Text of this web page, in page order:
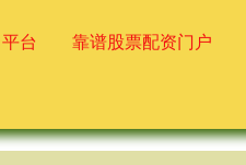
台 靠谱股票配资门户